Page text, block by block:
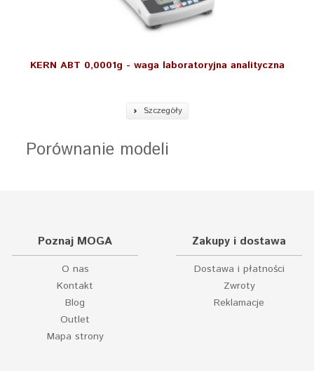
KERN ABT 0,0001g - waga laboratoryjna analityczna
Szczegóły
Porównanie modeli
Poznaj MOGA
O nas
Kontakt
Blog
Outlet
Mapa strony
Zakupy i dostawa
Dostawa i płatności
Zwroty
Reklamacje